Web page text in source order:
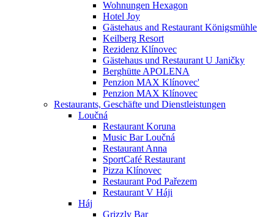
Wohnungen Hexagon
Hotel Joy
Gästehaus and Restaurant Königsmühle
Keilberg Resort
Rezidenz Klínovec
Gästehaus und Restaurant U Janičky
Berghütte APOLENA
Penzion MAX Klínovec'
Penzion MAX Klínovec
Restaurants, Geschäfte und Dienstleistungen
Loučná
Restaurant Koruna
Music Bar Loučná
Restaurant Anna
SportCafé Restaurant
Pizza Klínovec
Restaurant Pod Pařezem
Restaurant V Háji
Háj
Grizzly Bar